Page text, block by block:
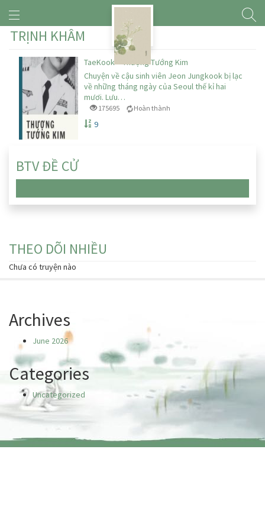
TRỊNH KHÂM
TaeKook – Thượng Tướng Kim
Chuyện về cậu sinh viên Jeon Jungkook bị lạc
về những tháng ngày của Seoul thế kỉ hai
mươi. Lưu…
175695 Hoàn thành
9
BTV ĐỀ CỬ
THEO DÕI NHIỀU
Chưa có truyện nào
Archives
June 2026
Categories
Uncategorized